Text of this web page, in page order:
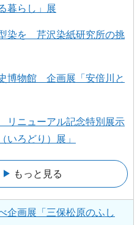
暮らし」展
染を 芹沢染紙研究所の挑
博物館 企画展「安倍川と
ニューアル記念特別展示
いろどり）展」
もっと見る
企画展「三保松原のふし